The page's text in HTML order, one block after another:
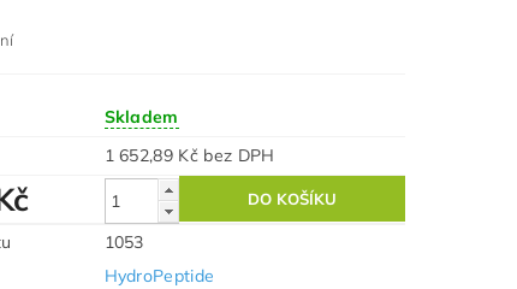
Skladem
1 652,89 Kč bez DPH
1053
HydroPeptide